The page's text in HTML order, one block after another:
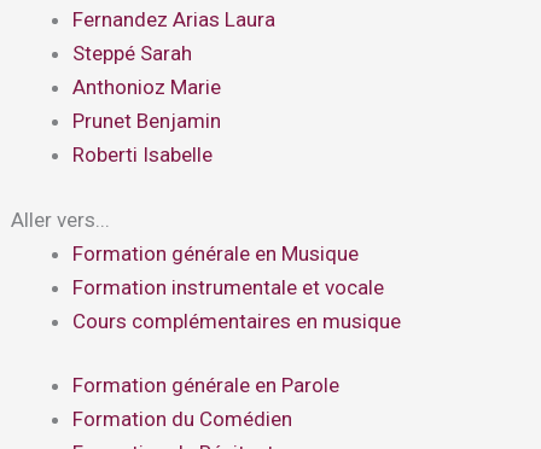
Fernandez Arias Laura
Steppé Sarah
Anthonioz Marie
Prunet Benjamin
Roberti Isabelle
Aller vers...
Formation générale en Musique
Formation instrumentale et vocale
Cours complémentaires en musique
Formation générale en Parole
Formation du Comédien